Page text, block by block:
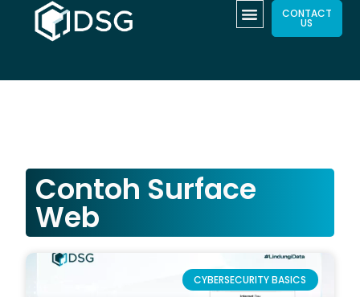
CONTACT
US
Contoh Surface
Web
CYBERSECURITY BASICS